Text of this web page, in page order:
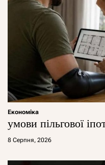
Економіка
умови пільгової
8 Серпня, 2026